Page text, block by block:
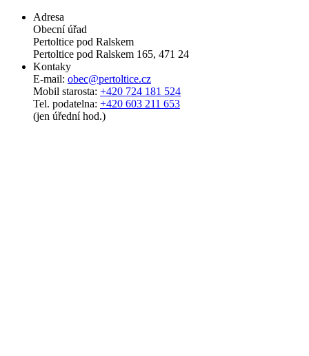
Adresa
Obecní úřad
Pertoltice pod Ralskem
Pertoltice pod Ralskem 165, 471 24
Kontaky
E-mail: obec@pertoltice.cz
Mobil starosta: +420 724 181 524
Tel. podatelna: +420 603 211 653
(jen úřední hod.)